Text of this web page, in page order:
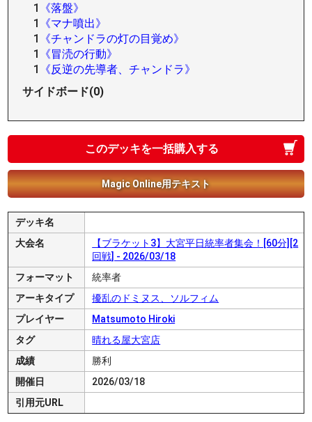
1
《落盤》
1
《マナ噴出》
1
《チャンドラの灯の目覚め》
1
《冒涜の行動》
1
《反逆の先導者、チャンドラ》
サイドボード(0)
このデッキを一括購入する
Magic Online用テキスト
デッキ名
大会名
【ブラケット3】大宮平日統率者集会！[60分][2
回戦] - 2026/03/18
フォーマット
統率者
アーキタイプ
擾乱のドミヌス、ソルフィム
プレイヤー
Matsumoto Hiroki
タグ
晴れる屋大宮店
成績
勝利
開催日
2026/03/18
引用元URL